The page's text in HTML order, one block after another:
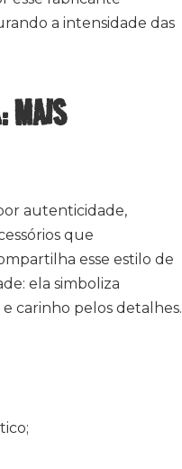
a intensidade das
MAIS
autenticidade,
que
esse estilo de
ela simboliza
carinho pelos detalhes.